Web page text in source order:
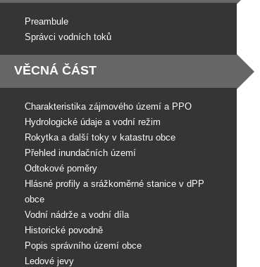
Preambule
Správci vodních toků
VĚCNÁ ČÁST
Charakteristika zájmového území a PPO
Hydrologické údaje a vodní režim
Rokytka a další toky v katastru obce
Přehled inundačních území
Odtokové poměry
Hlásné profily a srážkoměrné stanice v dPP
obce
Vodní nádrže a vodní díla
Historické povodně
Popis správního území obce
Ledové jevy